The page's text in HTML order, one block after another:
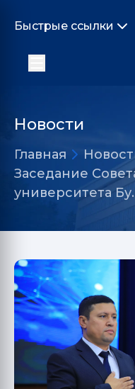
Быстрые ссылки
Новости
Главная
Заседание
университета